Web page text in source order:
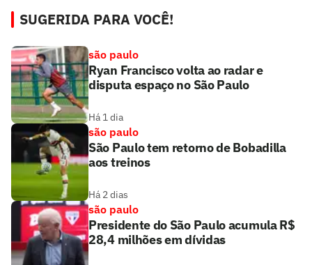
SUGERIDA PARA VOCÊ!
são paulo
Ryan Francisco volta ao radar e
disputa espaço no São Paulo
Há 1 dia
são paulo
São Paulo tem retorno de Bobadilla
aos treinos
Há 2 dias
são paulo
Presidente do São Paulo acumula R$
28,4 milhões em dívidas